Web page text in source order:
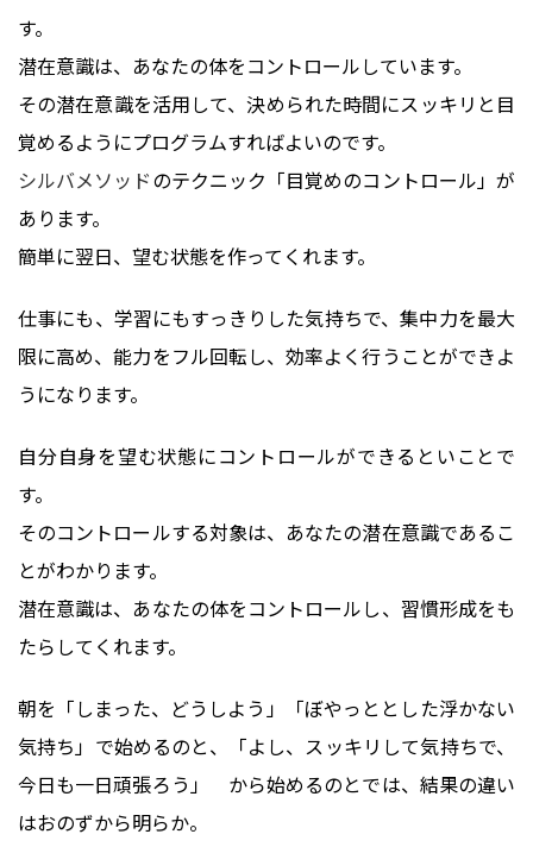
す。
潜在意識は、あなたの体をコントロールしています。
その潜在意識を活用して、決められた時間にスッキリと目
覚めるようにプログラムすればよいのです。
シルバメソッドのテクニック「目覚めのコントロール」が
あります。
簡単に翌日、望む状態を作ってくれます。
仕事にも、学習にもすっきりした気持ちで、集中力を最大
限に高め、能力をフル回転し、効率よく行うことができよ
うになります。
自分自身を望む状態にコントロールができるといことで
す。
そのコントロールする対象は、あなたの潜在意識であるこ
とがわかります。
潜在意識は、あなたの体をコントロールし、習慣形成をも
たらしてくれます。
朝を「しまった、どうしよう」「ぼやっととした浮かない
気持ち」で始めるのと、「よし、スッキリして気持ちで、
今日も一日頑張ろう」 から始めるのとでは、結果の違い
はおのずから明らか。